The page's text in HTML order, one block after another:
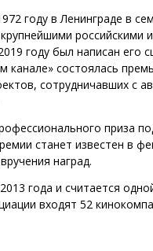
году в Ленинграде в
году был написан его
состоялась
сотрудничавших с
приза
станет известен в
наград.
года и считается
входят 52